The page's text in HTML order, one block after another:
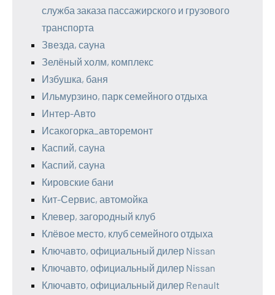
служба заказа пассажирского и грузового
транспорта
Звезда, сауна
Зелёный холм, комплекс
Избушка, баня
Ильмурзино, парк семейного отдыха
Интер-Авто
Исакогорка_авторемонт
Каспий, сауна
Каспий, сауна
Кировские бани
Кит-Сервис, автомойка
Клевер, загородный клуб
Клёвое место, клуб семейного отдыха
Ключавто, официальный дилер Nissan
Ключавто, официальный дилер Nissan
Ключавто, официальный дилер Renault